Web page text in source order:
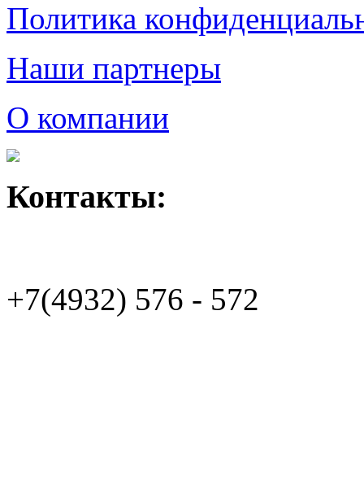
Политика
Наши партнеры
О компании
Контакты:
+7(4932) 576 - 572